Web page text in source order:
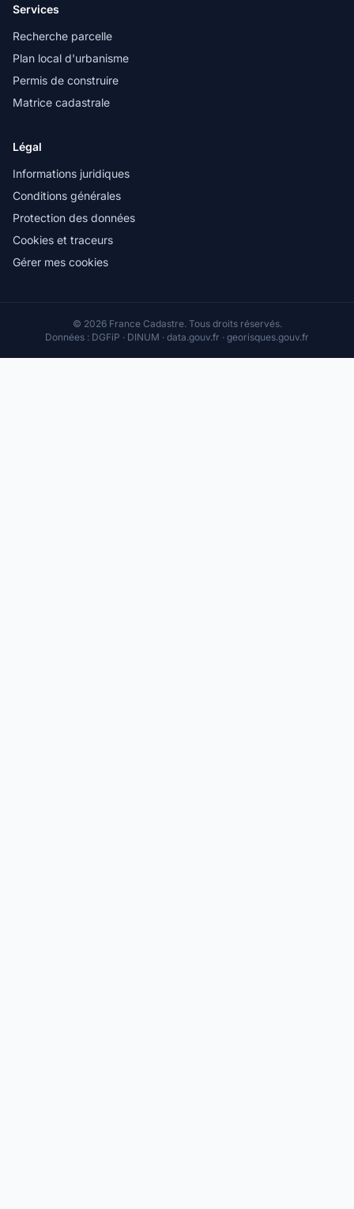
Services
Recherche parcelle
Plan local d'urbanisme
Permis de construire
Matrice cadastrale
Légal
Informations juridiques
Conditions générales
Protection des données
Cookies et traceurs
Gérer mes cookies
© 2026 France Cadastre. Tous droits réservés.
Données : DGFiP · DINUM · data.gouv.fr · georisques.gouv.fr